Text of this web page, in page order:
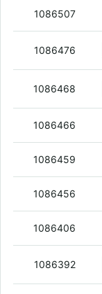
1086507
1086476
1086468
1086466
1086459
1086456
1086406
1086392